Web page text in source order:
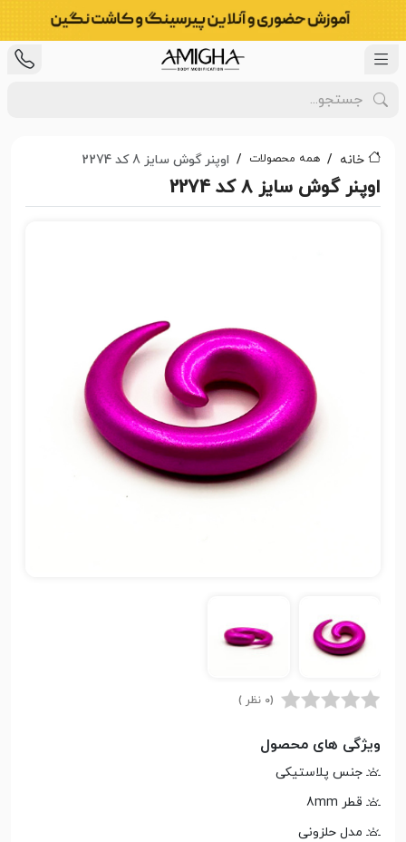
خانه همه محصولات اوپنر گوش سایز 8 کد 2274
اوپنر گوش سایز 8 کد 2274
(0 نظر )
ویژگی های محصول
جنس پلاستیکی
قطر 8mm
مدل حلزونی